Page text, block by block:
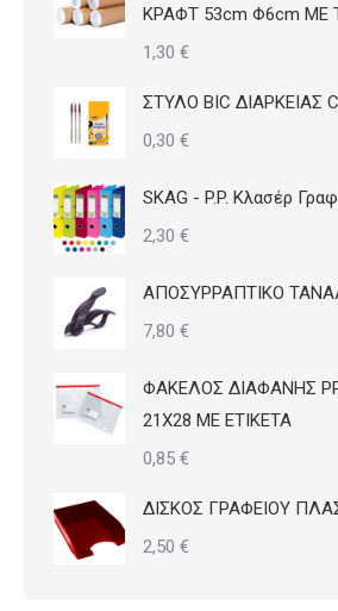
ΚΡΑΦΤ 53cm Φ6cm ΜΕ
1,30 €
ΣΤΥΛΟ BIC ΔΙΑΡΚΕΙΑΣ
0,30 €
SKAG - P.P. Κλασέρ
2,30 €
ΑΠΟΣΥΡΡΑΠΤΙΚΟ
7,80 €
ΦΑΚΕΛΟΣ ΔΙΑΦΑΝΗΣ
21Χ28 ΜΕ ΕΤΙΚΕΤΑ
0,85 €
ΔΙΣΚΟΣ ΓΡΑΦΕΙΟΥ
2,50 €